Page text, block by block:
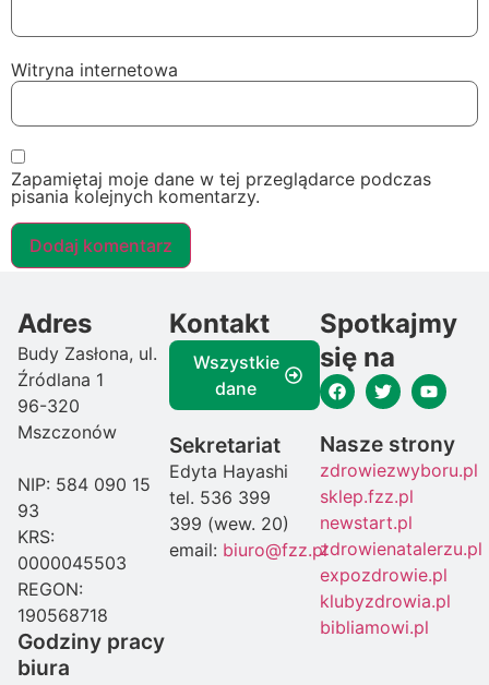
Witryna internetowa
Zapamiętaj moje dane w tej przeglądarce podczas
pisania kolejnych komentarzy.
Adres
Budy Zasłona, ul.
Źródlana 1
96-320
Mszczonów
NIP: 584 090 15
93
KRS:
0000045503
REGON:
190568718
Godziny pracy
biura
Kontakt
Wszystkie
dane
Sekretariat
Edyta Hayashi
tel. 536 399
399 (wew. 20)
email: biuro@fzz.pl
Spotkajmy
się na
Nasze strony
zdrowiezwyboru.pl
sklep.fzz.pl
newstart.pl
zdrowienatalerzu.pl
expozdrowie.pl
klubyzdrowia.pl
bibliamowi.pl